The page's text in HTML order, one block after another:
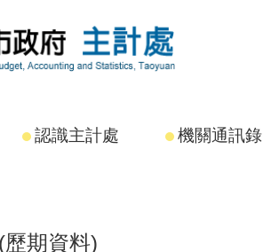
認識主計處 機關通訊錄
期資料)